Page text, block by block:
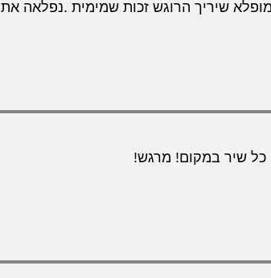
שיריך הרוגש זכות שמימית .נפלאה את
כל שיר במקום! מרגש!